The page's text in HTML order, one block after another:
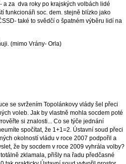
a za dva roky po krajských volbách lidé
funkcionáři soc. dem. stejně blízko jako
také to svědčí o špatném výběru lidí na
(mimo Vrány- Orla)
se svržením Topolánkovy vlády šel přeci
voleb. Jak by vlastně mohla socdem poté
si znalosti... Co se týče jednání
spočítat, že 1+1=2. Ústavní soud přeci
okolností vládu v roce 2007 podpořil a
že by socdem v roce 2009 vyhrála volby?
zklamala, přišly na řadu předčasné